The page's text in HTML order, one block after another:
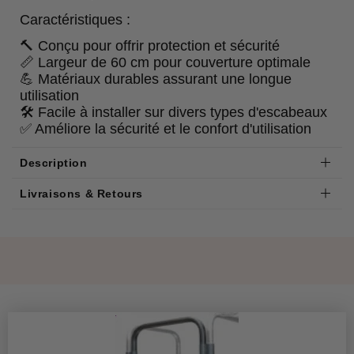
Caractéristiques :
🔨 Conçu pour offrir protection et sécurité
📏 Largeur de 60 cm pour couverture optimale
💪 Matériaux durables assurant une longue
utilisation
🛠 Facile à installer sur divers types d'escabeaux
✅ Améliore la sécurité et le confort d'utilisation
Description
Livraisons & Retours